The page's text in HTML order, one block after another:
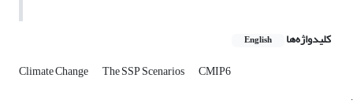
کلیدواژه‌ها English
Climate Change The SSP Scenarios CMIP6
.